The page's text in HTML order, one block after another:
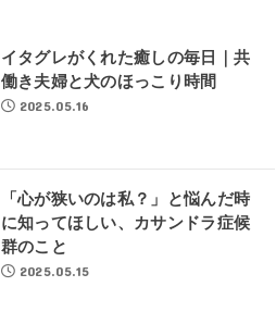
イタグレがくれた癒しの毎日｜共
働き夫婦と犬のほっこり時間
2025.05.16
「心が狭いのは私？」と悩んだ時
に知ってほしい、カサンドラ症候
群のこと
2025.05.15